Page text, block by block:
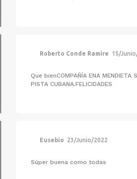
Roberto Conde Ramíre 15/
Que bienCOMPAÑÍA ENA MENDIETA
PISTA CUBANA.FELICIDADES
Eusebio 23/Junio/2022
Súper buena como todas